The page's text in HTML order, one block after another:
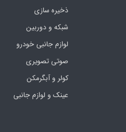
ذخیره سازی
شبکه و دوربین
لوازم جانبی خودرو
صوتی تصویری
کولر و آبگرمکن
عینک و لوازم جانبی